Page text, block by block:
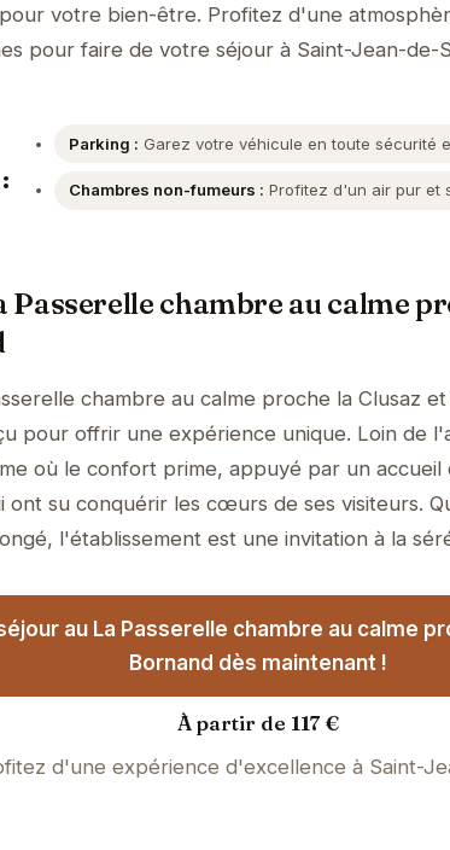
votre bien-être. Profitez d'une
pour faire de votre séjour à Saint-Jean-de-
Parking : Garez votre véhicule en toute sécurité
Chambres non-fumeurs : Profitez d'un air pur et
Passerelle chambre au calme
chambre au calme proche la Clusaz
pour offrir une expérience unique. Loin de
où le confort prime, appuyé par un accueil
ont su conquérir les cœurs de ses visiteurs.
l'établissement est une invitation à la
au La Passerelle chambre au calme
Bornand dès maintenant !
À partir de 117 €
d'une expérience d'excellence à Saint-